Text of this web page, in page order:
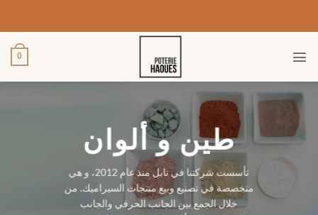
0
طين و ألوان
تأسست شركتنا في نابل منذ عام 2012، و هي
متخصصة في تصنيع وبيع منتجات السيراميك. من
خلال الجمع بين الجانب الحرفي والجانب